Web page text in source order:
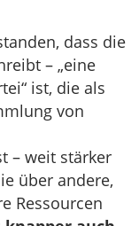
dass die
– „eine
ist, die als
von
– weit stärker
über andere,
Ressourcen